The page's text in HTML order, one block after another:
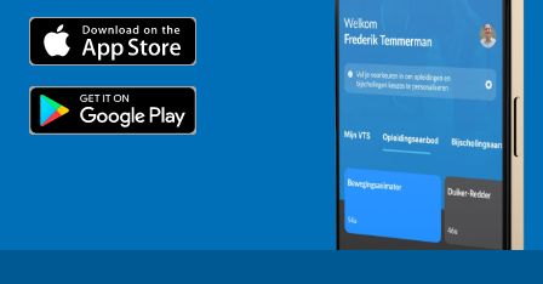
Trainers en begeleiders
Topsporters
Voor de pers